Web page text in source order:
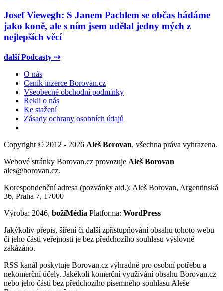
Josef Viewegh: S Janem Pachlem se občas hádáme
jako koně, ale s ním jsem udělal jedny mých z
nejlepších věcí
další Podcasty ⇢
O nás
Ceník inzerce Borovan.cz
Všeobecné obchodní podmínky
Řekli o nás
Ke stažení
Zásady ochrany osobních údajů
Copyright © 2012 - 2026 Aleš Borovan, všechna práva vyhrazena.
Webové stránky Borovan.cz provozuje Aleš Borovan
ales@borovan.cz.
Korespondenční adresa (pozvánky atd.): Aleš Borovan, Argentinská
36, Praha 7, 17000
Výroba: 2046, božíMédia Platforma: WordPress
Jakýkoliv přepis, šíření či další zpřístupňování obsahu tohoto webu
či jeho části veřejnosti je bez předchozího souhlasu výslovně
zakázáno.
RSS kanál poskytuje Borovan.cz výhradně pro osobní potřebu a
nekomerční účely. Jakékoli komerční využívání obsahu Borovan.cz
nebo jeho částí bez předchozího písemného souhlasu Aleše